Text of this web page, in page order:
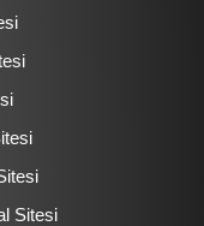
Sitesi